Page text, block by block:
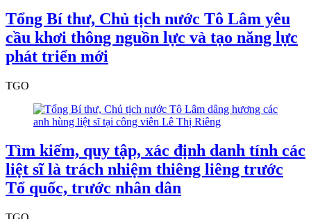
Tổng Bí thư, Chủ tịch nước Tô Lâm yêu
cầu khơi thông nguồn lực và tạo năng lực
phát triển mới
TGO
Tìm kiếm, quy tập, xác định danh tính các
liệt sĩ là trách nhiệm thiêng liêng trước
Tổ quốc, trước nhân dân